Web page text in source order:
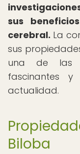
sus
cerebral. La
sus
una de las
fascinantes y
actualidad.
Biloba